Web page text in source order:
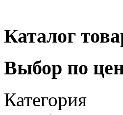
Каталог
Выбор по
Категория